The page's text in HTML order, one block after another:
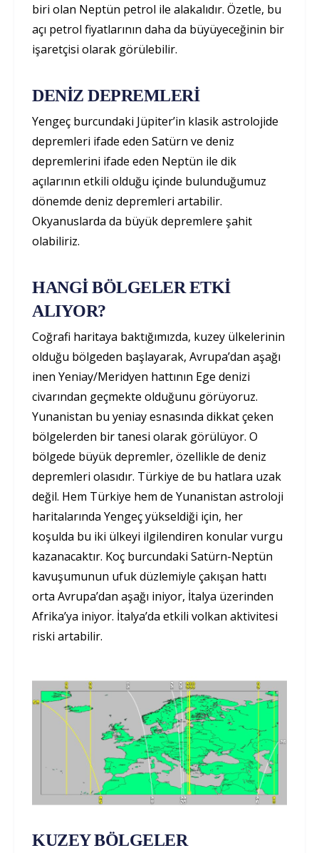
biri olan Neptün petrol ile alakalıdır. Özetle, bu
açı petrol fiyatlarının daha da büyüyeceğinin bir
işaretçisi olarak görülebilir.
DENİZ DEPREMLERİ
Yengeç burcundaki Jüpiter’in klasik astrolojide
depremleri ifade eden Satürn ve deniz
depremlerini ifade eden Neptün ile dik
açılarının etkili olduğu içinde bulunduğumuz
dönemde deniz depremleri artabilir.
Okyanuslarda da büyük depremlere şahit
olabiliriz.
HANGİ BÖLGELER ETKİ
ALIYOR?
Coğrafi haritaya baktığımızda, kuzey ülkelerinin
olduğu bölgeden başlayarak, Avrupa’dan aşağı
inen Yeniay/Meridyen hattının Ege denizi
civarından geçmekte olduğunu görüyoruz.
Yunanistan bu yeniay esnasında dikkat çeken
bölgelerden bir tanesi olarak görülüyor. O
bölgede büyük depremler, özellikle de deniz
depremleri olasıdır. Türkiye de bu hatlara uzak
değil. Hem Türkiye hem de Yunanistan astroloji
haritalarında Yengeç yükseldiği için, her
koşulda bu iki ülkeyi ilgilendiren konular vurgu
kazanacaktır. Koç burcundaki Satürn-Neptün
kavuşumunun ufuk düzlemiyle çakışan hattı
orta Avrupa’dan aşağı iniyor, İtalya üzerinden
Afrika’ya iniyor. İtalya’da etkili volkan aktivitesi
riski artabilir.
KUZEY BÖLGELER